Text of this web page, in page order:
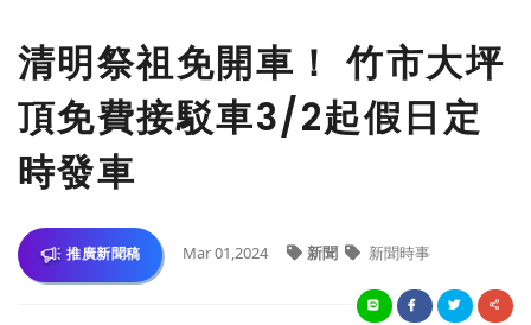
清明祭祖免開車！ 竹市大坪
頂免費接駁車3/2起假日定
時發車
推廣新聞稿 Mar 01,2024 新聞 新聞時事